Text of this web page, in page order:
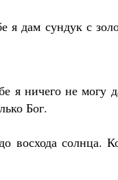
дам сундук с
я ничего не могу
Бог.
восхода солнца.